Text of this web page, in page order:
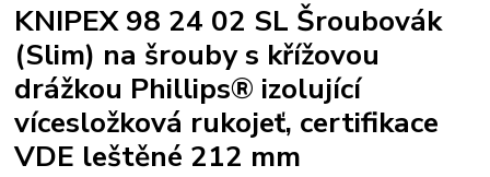
KNIPEX 98 24 02 SL Šroubovák
(Slim) na šrouby s křížovou
drážkou Phillips® izolující
vícesložková rukojeť, certifikace
VDE leštěné 212 mm